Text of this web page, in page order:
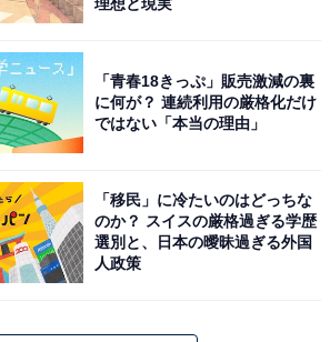
「青春18きっぷ」販売激減の裏
に何が？ 連続利用の厳格化だけ
ではない「本当の理由」
「移民」に冷たいのはどっちな
のか？ スイスの厳格過ぎる学歴
選別と、日本の曖昧過ぎる外国
人政策